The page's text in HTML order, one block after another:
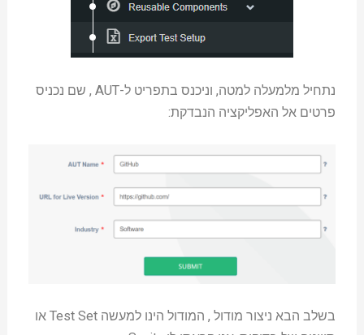
נתחיל מלמעלה למטה, וניכנס בתפריט ל-AUT , שם נכניס
פרטים אל האפליקציה הנבדקת:
בשלב הבא ניצור מודול , המודול הינו למעשה Test Set או